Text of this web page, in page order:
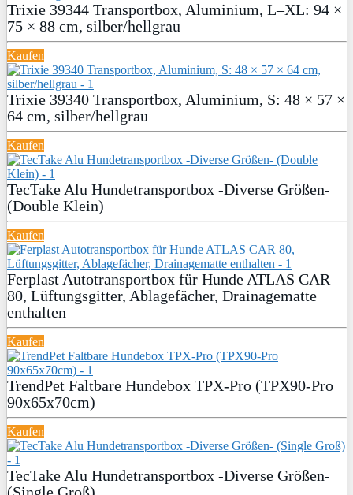
Trixie 39344 Transportbox, Aluminium, L–XL: 94 ×
75 × 88 cm, silber/hellgrau
Kaufen
Trixie 39340 Transportbox, Aluminium, S: 48 × 57 ×
64 cm, silber/hellgrau
Kaufen
TecTake Alu Hundetransportbox -Diverse Größen-
(Double Klein)
Kaufen
Ferplast Autotransportbox für Hunde ATLAS CAR
80, Lüftungsgitter, Ablagefächer, Drainagematte
enthalten
Kaufen
TrendPet Faltbare Hundebox TPX-Pro (TPX90-Pro
90x65x70cm)
Kaufen
TecTake Alu Hundetransportbox -Diverse Größen-